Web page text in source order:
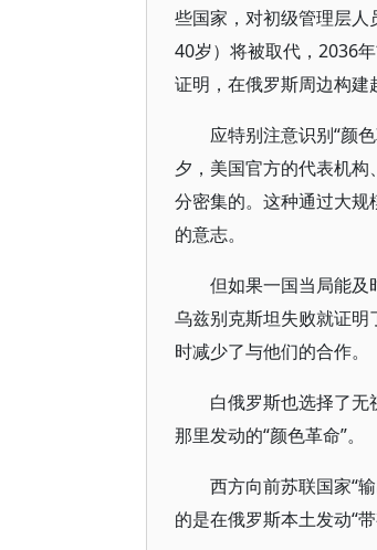
些国家，对初级管理层
40岁）将被取代，2036
证明，在俄罗斯周边构建
应特别注意识别“颜
夕，美国官方的代表机
分密集的。这种通过大
的意志。
但如果一国当局能及
乌兹别克斯坦失败就证明
时减少了与他们的合作。
白俄罗斯也选择了无
那里发动的“颜色革命”。
西方向前苏联国家“
的是在俄罗斯本土发动“带